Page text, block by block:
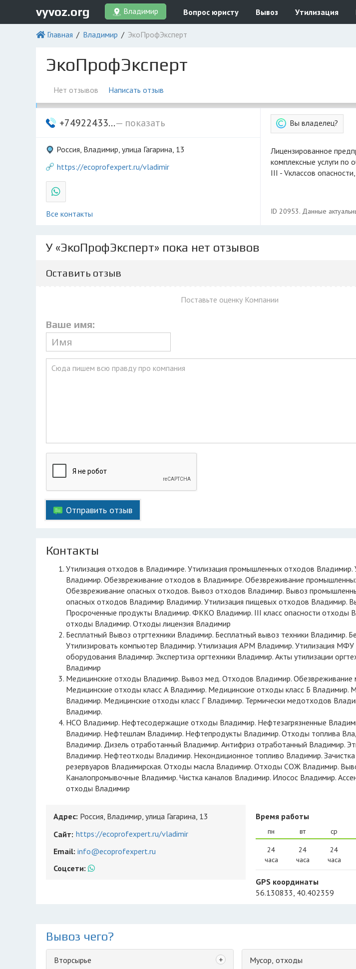
vyvoz.org Владимир Вопрос юристу Вывоз Утилизация
Главная Владимир ЭкоПрофЭксперт
ЭкоПрофЭксперт
Нет отзывов Написать отзыв
+74922433...— показать
Россия, Владимир, улица Гагарина, 13
https://ecoprofexpert.ru/vladimir
Все контакты
Вы владелец?
Лицензированное предприятие, предоставляющее
комплексные услуги
III - Vклассов
ID 20953. Данные
У «ЭкоПрофЭксперт» пока нет отзывов
Оставить отзыв
Ваше имя:
Поставьте оценку Компании
Отправить отзыв
Контакты
Утилизация отходов в Владимире. Утилизация промышленных отходов Владимир. Утилизация опасных отходов
Владимир. Обезвреживание отходов в Владимире. Обезвреживание
Обезвреживание опасных отходов. Вывоз отходов Владимир. Вывоз
опасных отходов Владимир Владимир. Утилизация пищевых отходов Владимир.
Просроченные продукты Владимир. ФККО Владимир. III класс опасности отходы
отходы Владимир. Отходы лицензия Владимир
Бесплатный Вывоз отргтехники Владимир. Бесплатный вывоз техники Владимир.
Утилизировать компьютер Владимир. Утилизация АРМ Владимир. Утилизация МФУ
оборудования Владимир. Экспертиза оргтехники Владимир. Акты утилизации
Владимир
Медицинские отходы Владимир. Вывоз мед. Отходов Владимир.
Медицинские отходы класс А Владимир. Медицинские отходы класс Б Владимир.
Владимир. Медицинские отходы класс Г Владимир. Термически медотходов
Владимир.
НСО Владимир. Нефтесодержащие отходы Владимир. Нефтезагрязненные
Владимир. Нефтешлам Владимир. Нефтепродукты Владимир. Отходы топлива
Владимир. Дизель отработанный Владимир. Антифриз отработанный Владимир.
Владимир. Нефтеотходы Владимир. Некондиционное топливо Владимир. Зачистка
резервуаров Владимирская. Отходы масла Владимир. Отходы СОЖ Владимир.
Каналопромывочные Владимир. Чистка каналов Владимир. Илосос Владимир.
отходы Владимир
Адрес: Россия, Владимир, улица Гагарина, 13
Сайт: https://ecoprofexpert.ru/vladimir
Email: info@ecoprofexpert.ru
Соцсети:
Время работы
пн
24
часа
вт
24
часа
ср
24
часа
GPS координаты
56.130833, 40.402359
Вывоз чего?
Вторсырье + Мусор, отходы